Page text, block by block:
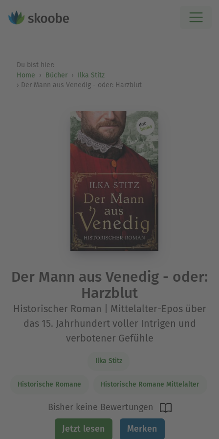
Du bist hier:
Home
Bücher
Ilka Stitz
Der Mann aus Venedig - oder: Harzblut
Der Mann aus Venedig - oder:
Harzblut
Historischer Roman | Mittelalter-Epos über
das 15. Jahrhundert voller Intrigen und
verbotener Gefühle
Ilka Stitz
Historische Romane Historische Romane Mittelalter
Bisher keine Bewertungen
Jetzt lesen Merken